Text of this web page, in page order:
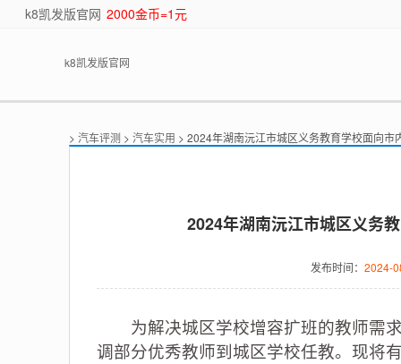
k8凯发版官网 2000金币=1元
k8凯发版官网
> 汽车评测 > 汽车实用 > 2024年湖南沅江市城区义务教育学校面向市
2024年湖南沅江市城区义务
发布时间： 2024-
为解决城区学校增容扩班的教师需求
调部分优秀教师到城区学校任教。现将